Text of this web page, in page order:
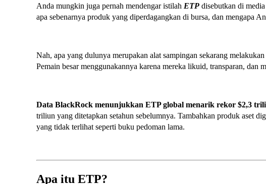
Anda mungkin juga pernah mendengar istilah ETP disebutkan di
apa sebenarnya produk yang diperdagangkan di bursa, dan mengapa
Nah, apa yang dulunya merupakan alat sampingan sekarang
Pemain besar menggunakannya karena mereka likuid, transparan, dan
Data BlackRock menunjukkan ETP global menarik rekor $2,3
triliun yang ditetapkan setahun sebelumnya. Tambahkan produk aset
yang tidak terlihat seperti buku pedoman lama.
Apa itu ETP?